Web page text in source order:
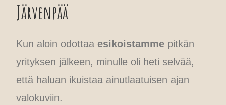
Järvenpää
Kun aloin odottaa esikoistamme pitkän
yrityksen jälkeen, minulle oli heti selvää,
että haluan ikuistaa ainutlaatuisen ajan
valokuviin.